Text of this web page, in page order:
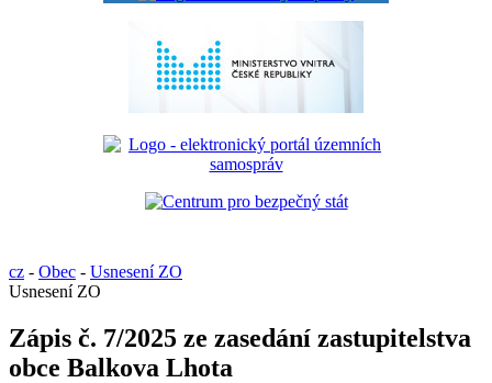
cz - Obec - Usnesení ZO
Usnesení ZO
Zápis č. 7/2025 ze zasedání zastupitelstva
obce Balkova Lhota